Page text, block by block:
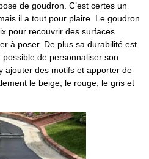
de goudron. C’est certes un
il a tout pour plaire. Le goudron
pour recouvrir des surfaces
à poser. De plus sa durabilité est
de personnaliser son
ajouter des motifs et apporter de
le beige, le rouge, le gris et